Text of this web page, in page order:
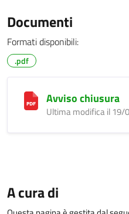
Documenti
Formati disponibili:
.pdf
Avviso chiusura
Ultima modifica il 19/
A cura di